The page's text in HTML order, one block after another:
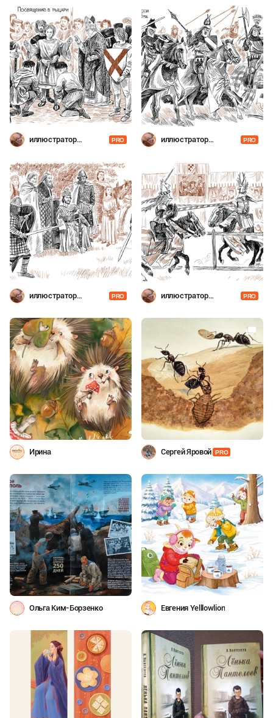
иллюстратор
PRO
иллюстратор
PRO
иллюстратор
PRO
иллюстратор
PRO
Ирина Сергей Яровой PRO
Ольга Ким-Борзенко Евгения Yelllowlion